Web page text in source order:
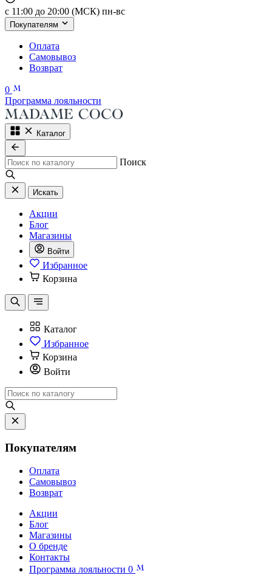
с 11:00 до 20:00 (МСК) пн-вс
Покупателям
Оплата
Самовывоз
Возврат
0
Программа лояльности
Каталог
Поиск
Искать
Акции
Блог
Магазины
Войти
Избранное
Корзина
Каталог
Избранное
Корзина
Войти
Покупателям
Оплата
Самовывоз
Возврат
Акции
Блог
Магазины
О бренде
Контакты
Программа лояльности 0